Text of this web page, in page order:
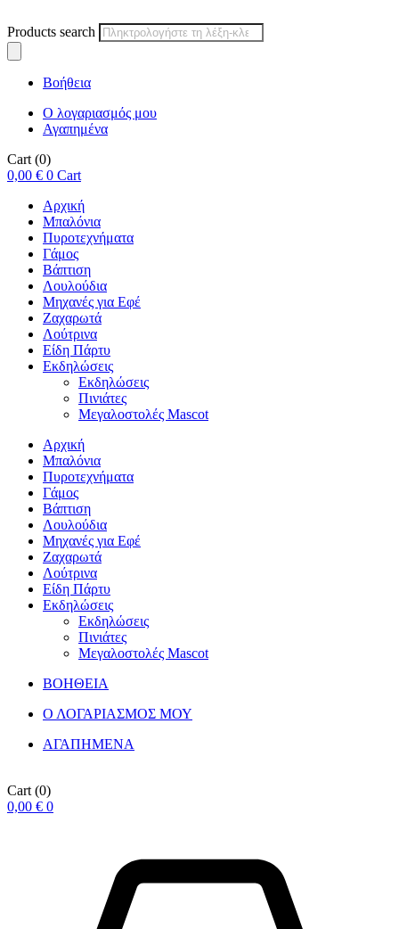
Products search
Βοήθεια
Ο λογαριασμός μου
Αγαπημένα
Cart (0)
0,00 € 0 Cart
Αρχική
Μπαλόνια
Πυροτεχνήματα
Γάμος
Βάπτιση
Λουλούδια
Μηχανές για Εφέ
Ζαχαρωτά
Λούτρινα
Είδη Πάρτυ
Εκδηλώσεις
Εκδηλώσεις
Πινιάτες
Μεγαλοστολές Mascot
Αρχική
Μπαλόνια
Πυροτεχνήματα
Γάμος
Βάπτιση
Λουλούδια
Μηχανές για Εφέ
Ζαχαρωτά
Λούτρινα
Είδη Πάρτυ
Εκδηλώσεις
Εκδηλώσεις
Πινιάτες
Μεγαλοστολές Mascot
ΒΟΗΘΕΙΑ
Ο ΛΟΓΑΡΙΑΣΜΟΣ ΜΟΥ
ΑΓΑΠΗΜΕΝΑ
Cart (0)
0,00 € 0